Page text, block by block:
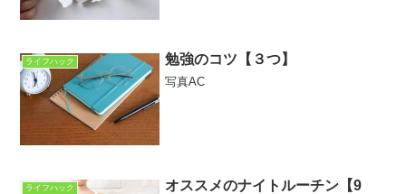
ライフハック 勉強のコツ【３つ】
写真AC
ライフハック
オススメのナイトルーチン【9